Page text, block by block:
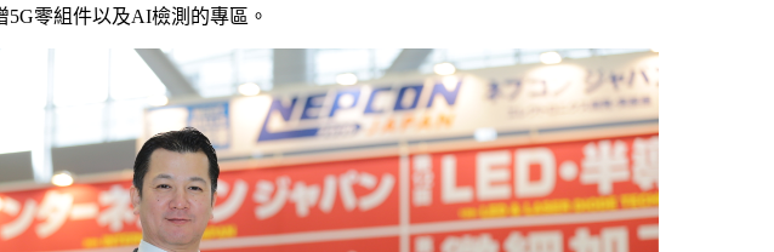
5G零組件以及AI檢測的專區。